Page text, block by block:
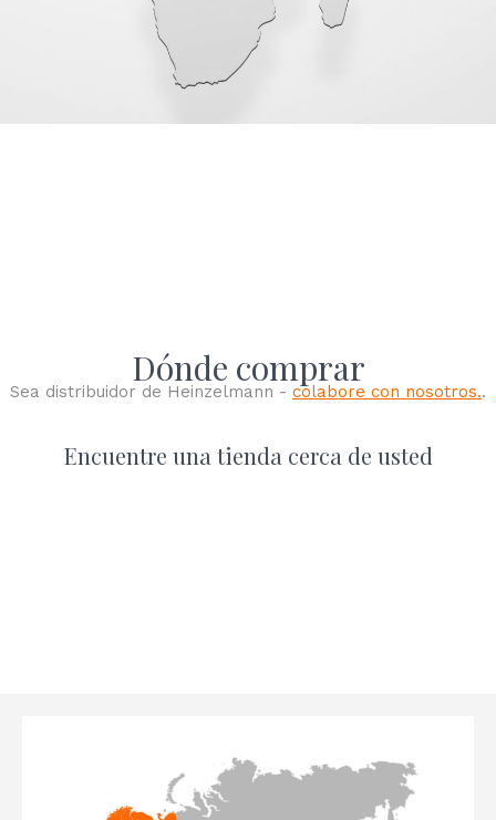
Dónde comprar
Sea distribuidor de Heinzelmann - colabore con nosotros..
Encuentre una tienda cerca de usted